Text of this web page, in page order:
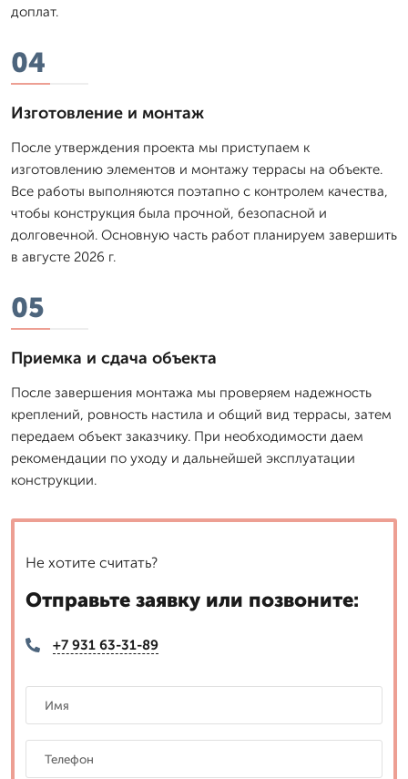
доплат.
04
Изготовление и монтаж
После утверждения проекта мы приступаем к
изготовлению элементов и монтажу террасы на объекте.
Все работы выполняются поэтапно с контролем качества,
чтобы конструкция была прочной, безопасной и
долговечной. Основную часть работ планируем завершить
в августе 2026 г.
05
Приемка и сдача объекта
После завершения монтажа мы проверяем надежность
креплений, ровность настила и общий вид террасы, затем
передаем объект заказчику. При необходимости даем
рекомендации по уходу и дальнейшей эксплуатации
конструкции.
Не хотите считать?
Отправьте заявку или позвоните:
+7 931 63-31-89